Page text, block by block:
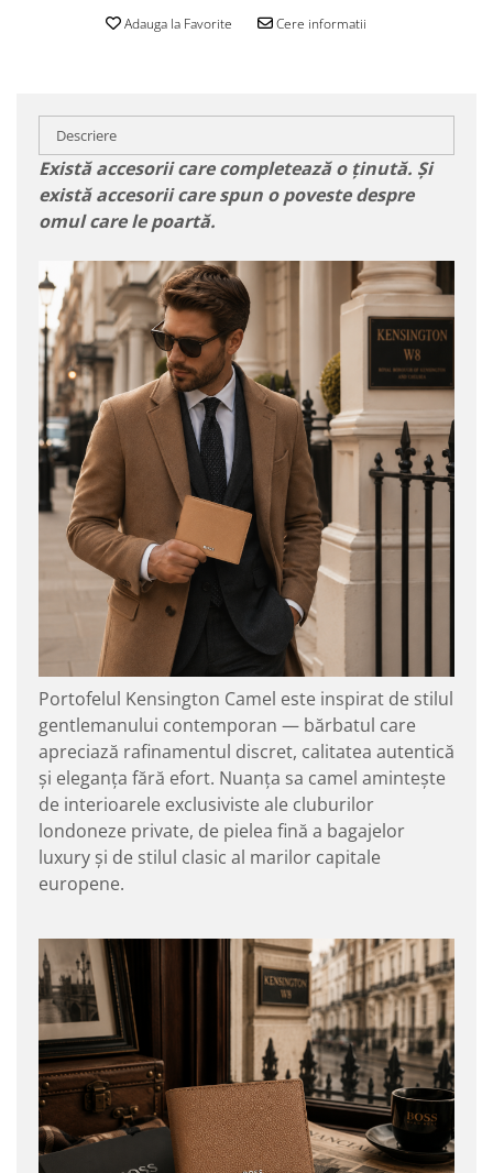
Adauga la Favorite Cere informatii
Descriere
Există accesorii care completează o ținută. Și
există accesorii care spun o poveste despre
omul care le poartă.
Portofelul Kensington Camel este inspirat de stilul
gentlemanului contemporan — bărbatul care
apreciază rafinamentul discret, calitatea autentică
și eleganța fără efort. Nuanța sa camel amintește
de interioarele exclusiviste ale cluburilor
londoneze private, de pielea fină a bagajelor
luxury și de stilul clasic al marilor capitale
europene.